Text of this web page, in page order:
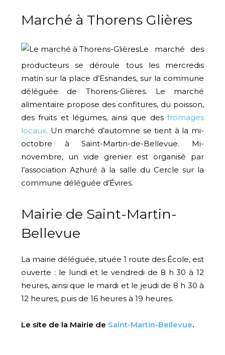
Marché à Thorens Glières
Le marché des
producteurs se déroule tous les mercredis
matin sur la place d’Esnandes, sur la commune
déléguée de Thorens-Glières. Le marché
alimentaire propose des confitures, du poisson,
des fruits et légumes, ainsi que des fromages
locaux. Un marché d’automne se tient à la mi-
octobre à Saint-Martin-de-Bellevue. Mi-
novembre, un vide grenier est organisé par
l’association Azhuré à la salle du Cercle sur la
commune déléguée d’Évires.
Mairie de Saint-Martin-
Bellevue
La mairie déléguée, située 1 route des École, est
ouverte : le lundi et le vendredi de 8 h 30 à 12
heures, ainsi que le mardi et le jeudi de 8 h 30 à
12 heures, puis de 16 heures à 19 heures.
Le site de la Mairie de Saint-Martin-Bellevue.